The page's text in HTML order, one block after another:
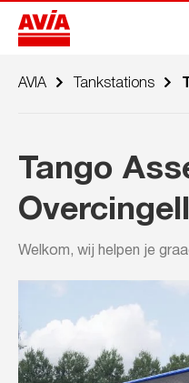
AVIA Tankstations
Tango
Welkom, wij helpen je